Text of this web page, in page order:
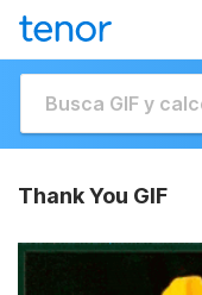
Thank You GIF